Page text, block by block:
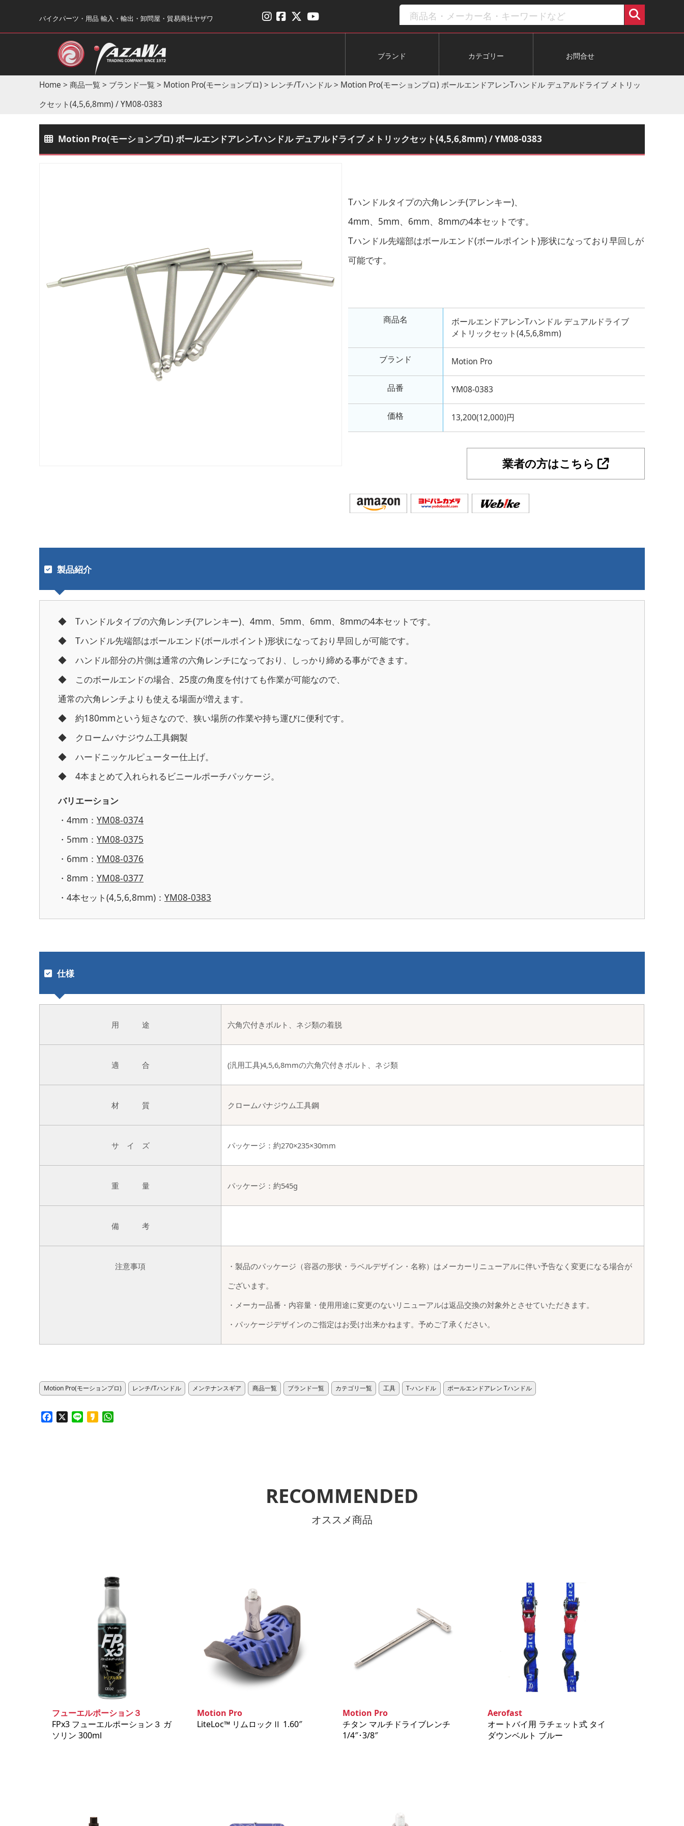
バイクパーツ・用品 輸入・輸出・卸問屋・貿易商社ヤザワ
お問合せ
カテゴリー
ブランド
Home >商品一覧 > ブランド一覧 > Motion Pro(モーションプロ) > レンチ/Tハンドル> Motion Pro(モーションプロ) ボールエンドアレンTハンドル デュアルドライブ メトリッ
クセット(4,5,6,8mm) / YM08-0383
Motion Pro(モーションプロ) ボールエンドアレンTハンドル デュアルドライブ メトリックセット(4,5,6,8mm) / YM08-0383
Tハンドルタイプの六角レンチ(アレンキー)、
4mm、5mm、6mm、8mmの4本セットです。
Tハンドル先端部はボールエンド(ボールポイント)形状になっており早回しが
可能です。
商品名
ボールエンドアレンTハンドル デュアルドライブ
メトリックセット(4,5,6,8mm)
ブランド Motion Pro
品番 YM08-0383
価格 13,200(12,000)円
業者の方はこちら
製品紹介
◆ Tハンドルタイプの六角レンチ(アレンキー)、4mm、5mm、6mm、8mmの4本セットです。
◆ Tハンドル先端部はボールエンド(ボールポイント)形状になっており早回しが可能です。
◆ ハンドル部分の片側は通常の六角レンチになっており、しっかり締める事ができます。
◆ このボールエンドの場合、25度の角度を付けても作業が可能なので、
通常の六角レンチよりも使える場面が増えます。
◆ 約180mmという短さなので、狭い場所の作業や持ち運びに便利です。
◆ クロームバナジウム工具鋼製
◆ ハードニッケルピューター仕上げ。
◆ 4本まとめて入れられるビニールポーチパッケージ。
バリエーション
・4mm： YM08-0374
・5mm： YM08-0375
・6mm： YM08-0376
・8mm： YM08-0377
・4本セット(4,5,6,8mm)： YM08-0383
仕様
用 途 六角穴付きボルト、ネジ類の着脱
適 合 (汎用工具)4,5,6,8mmの六角穴付きボルト、ネジ類
材 質 クロームバナジウム工具鋼
サ イ ズ パッケージ：約270×235×30mm
重 量 パッケージ：約545g
備 考
注意事項
・製品のパッケージ（容器の形状・ラベルデザイン・名称）はメーカーリニューアルに伴い予告なく変更になる場合が
ございます。
・メーカー品番・内容量・使用用途に変更のないリニューアルは返品交換の対象外とさせていただきます。
・パッケージデザインのご指定はお受け出来かねます。予めご了承ください。
Motion Pro(モーションプロ) レンチ/Tハンドル メンテナンスギア 商品一覧 ブランド一覧 カテゴリ一覧 工具 T-ハンドル ボールエンドアレン Tハンドル
Facebook Line Kakao
RECOMMENDED
オススメ商品
フューエルポーション３
FPx3 フューエルポーション３ ガ
ソリン 300ml
Motion Pro
LiteLoc™️ リムロックⅡ 1.60″
Motion Pro
チタン マルチドライブレンチ
1/4″･3/8″
Aerofast
オートバイ用 ラチェット式 タイ
ダウンベルト ブルー